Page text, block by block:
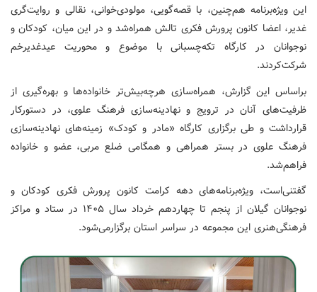
این ویژه‌برنامه هم‌چنین، با قصه‌گویی، مولودی‌خوانی، نقالی و روایت‌گری
غدیر، اعضا کانون پرورش فکری تالش همراه‌شد و در این میان، کودکان و
نوجوانان در کارگاه تکه‌چسبانی با موضوع و محوریت عیدغدیرخم
شرکت‌کردند.
براساس این گزارش، همراه‌سازی هرچه‌بیش‌تر خانواده‌ها و بهره‌گیری از
ظرفیت‌های آنان در ترویج و نهادینه‌سازی فرهنگ علوی، در دستورکار
قرارداشت و طی برگزاری کارگاه «مادر و کودک» زمینه‌های نهادینه‌سازی
فرهنگ علوی در بستر همراهی و همگامی ضلع مربی، عضو و خانواده
فراهم‌شد.
گفتنی‌است، ویژه‌برنامه‌های دهه کرامت کانون پرورش فکری کودکان و
نوجوانان گیلان از پنجم تا چهاردهم خرداد سال ۱۴۰۵ در ستاد و مراکز
فرهنگی‌هنری این مجموعه در سراسر استان برگزارمی‌شود.